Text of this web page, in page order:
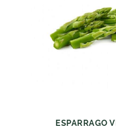
ESPARRAGO